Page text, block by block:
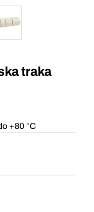
traka
+80 °C